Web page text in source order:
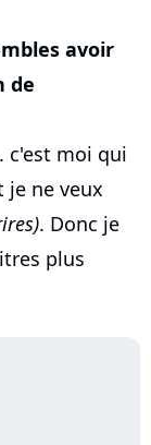
avoir
de
c'est moi qui
je ne veux
. Donc je
plus